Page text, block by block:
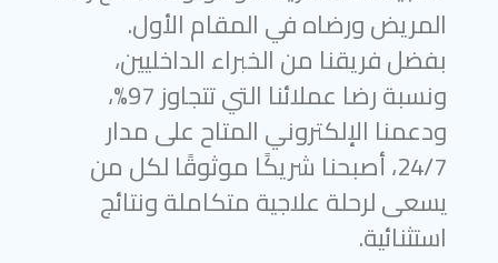
المريض ورضاه في المقام الأول.
بفضل فريقنا من الخبراء الداخليين،
ونسبة رضا عملائنا التي تتجاوز 97%،
ودعمنا الإلكتروني المتاح على مدار
24/7، أصبحنا شريكًا موثوقًا لكل من
يسعى لرحلة علاجية متكاملة ونتائج
استثنائية.